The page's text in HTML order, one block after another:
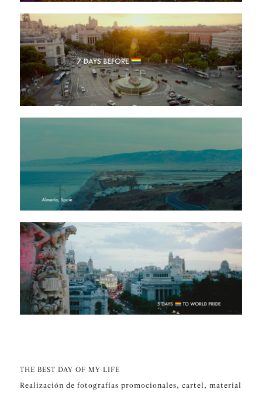
THE BEST DAY OF MY LIFE
Realización de fotografías promocionales, cartel, material